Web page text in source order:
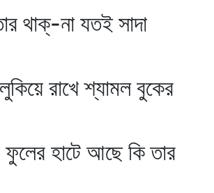
থাক্‌-না যতই সাদা
রাখে শ্যামল বুকের
ফুলের হাটে আছে কি তার